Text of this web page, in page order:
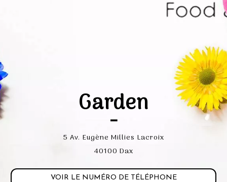
Garden
-
5 Av. Eugène Millies Lacroix
40100 Dax
VOIR LE NUMÉRO DE TÉLÉPHONE